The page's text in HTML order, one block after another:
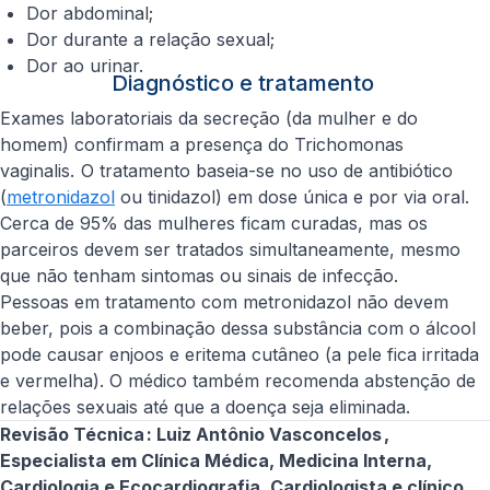
Dor abdominal;
Dor durante a relação sexual;
Dor ao urinar.
Diagnóstico e tratamento
Exames laboratoriais da secreção (da mulher e do
homem) confirmam a presença do Trichomonas
vaginalis. O tratamento baseia-se no uso de antibiótico
(metronidazol ou tinidazol) em dose única e por via oral.
Cerca de 95% das mulheres ficam curadas, mas os
parceiros devem ser tratados simultaneamente, mesmo
que não tenham sintomas ou sinais de infecção.
Pessoas em tratamento com metronidazol não devem
beber, pois a combinação dessa substância com o álcool
pode causar enjoos e eritema cutâneo (a pele fica irritada
e vermelha). O médico também recomenda abstenção de
relações sexuais até que a doença seja eliminada.
Revisão Técnica : Luiz Antônio Vasconcelos ,
Especialista em Clínica Médica, Medicina Interna,